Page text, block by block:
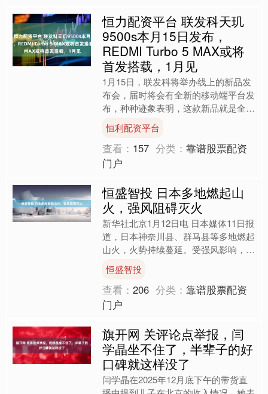
恒力配资平台 联发科天玑
9500s本月15日发布，
REDMI Turbo 5 MAX或将
首发搭载，1月见
1月15日，联发科将举办线上的新品发
布会，届时将会有全新的移动端平台发
布，种种迹象表明，这款新品就是全新
的天玑9500s。 并且这个时候，
REDMI也官宣了将在....
恒利配资平台
查看： 157 分类：靠谱股票配资
门户
恒盛智投 日本多地燃起山
火，强风阻碍灭火
新华社北京1月12日电 日本媒体11日报
道，日本神奈川县、群马县等多地燃起
山火，火势持续蔓延。受强风影响，灭
火行动受阻，火情尚未得到控制。 其
中一起山火发生在神....
恒盛智投
查看：206 分类：靠谱股票配资
门户
旗开网 关评论点举报，闫
学晶坐不住了，半辈子的好
口碑就这样没了
闫学晶在2025年12月底下午的带货直